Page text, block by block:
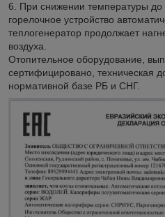
6. При снижении температуры
горелочное устройство
теплогенератор продолжает
воздуха.
Отопительное оборудование,
сертифицировано, техническая
нормативной базе РБ и СНГ.